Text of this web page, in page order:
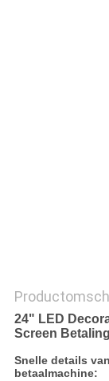
VRAAG
EEN
OFFERTE
24" LED
Screen
Snelle details
betaalmachine: